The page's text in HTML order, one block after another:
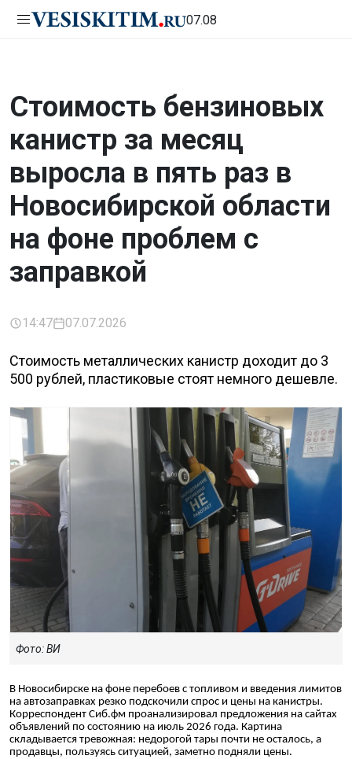
07.08
Стоимость бензиновых
канистр за месяц
выросла в пять раз в
Новосибирской области
на фоне проблем с
заправкой
14:47 07.07.2026
Стоимость металлических канистр доходит до 3
500 рублей, пластиковые стоят немного дешевле.
Фото: ВИ
В Новосибирске на фоне перебоев с топливом и введения лимитов
на автозаправках резко подскочили спрос и цены на канистры.
Корреспондент Сиб.фм проанализировал предложения на сайтах
объявлений по состоянию на июль 2026 года. Картина
складывается тревожная: недорогой тары почти не осталось, а
продавцы, пользуясь ситуацией, заметно подняли цены.